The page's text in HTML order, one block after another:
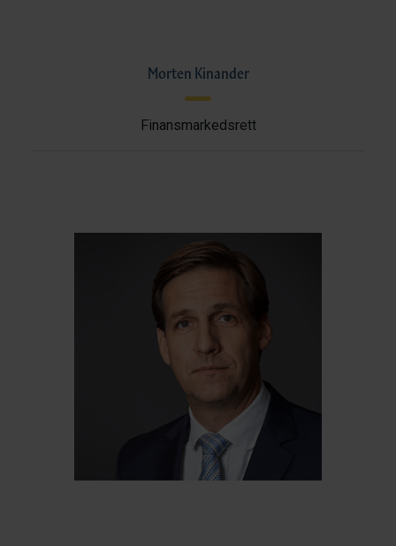
Morten Kinander
Finansmarkedsrett